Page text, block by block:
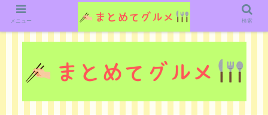
グルメ関連のいろいろなニューススレッドを紹介していきます。（鋭意作成中で
す）
メニュー 検索